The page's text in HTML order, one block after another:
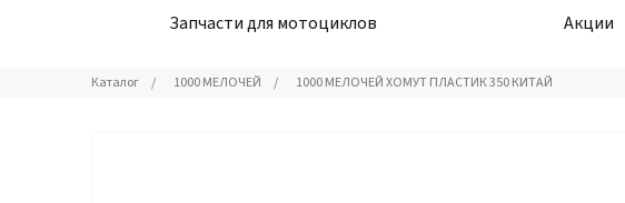
Запчасти для мотоциклов Акции
Каталог / 1000 МЕЛОЧЕЙ / 1000 МЕЛОЧЕЙ ХОМУТ ПЛАСТИК 350 КИТАЙ